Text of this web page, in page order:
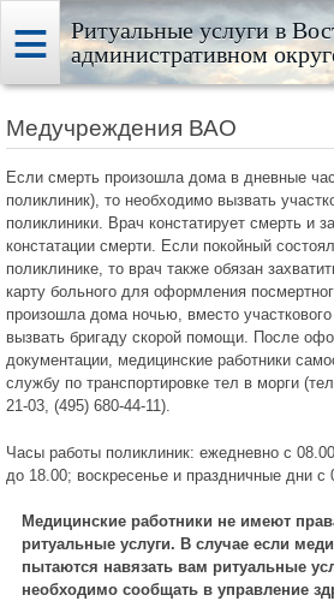
Ритуальные услуги в
административном
Медучреждения ВАО
Если смерть произошла дома в дневные
поликлиник), то необходимо вызвать
поликлиники. Врач констатирует смерть и
констатации смерти. Если покойный
поликлинике, то врач также обязан
карту больного для оформления
произошла дома ночью, вместо
вызвать бригаду скорой помощи. После
документации, медицинские работники
службу по транспортировке тел в морги
21-03, (495) 680-44-11).
Часы работы поликлиник: ежедневно с
до 18.00; воскресенье и праздничные дни с
Медицинские работники не имеют
ритуальные услуги. В случае если
пытаются навязать вам ритуальные
необходимо сообщать в управление